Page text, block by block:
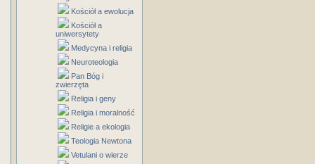
Kościół a ewolucja
Kościół a
uniwersytety
Medycyna i religia
Neuroteologia
Pan Bóg i
zwierzęta
Religia i geny
Religia i moralność
Religie a ekologia
Teologia Newtona
Vetulani o wierze